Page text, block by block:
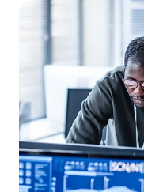
Servitization
Servitization – smarta
insikter om kundernas
skapar nya
erbjuda skräddarsydda
produktutveckling och
specifika behov.